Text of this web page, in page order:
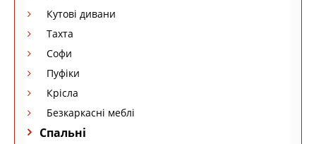
Кутові дивани
Тахта
Софи
Пуфіки
Крісла
Безкаркасні меблі
Спальні